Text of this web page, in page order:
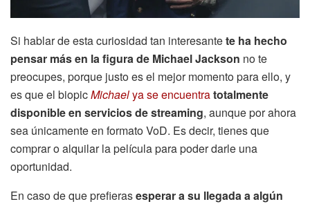
Si hablar de esta curiosidad tan interesantete ha hecho
pensar más en la figura de Michael Jackson no te
preocupes, porque justo es el mejor momento para ello, y
es que el biopicMichaelya se encuentratotalmente
disponible en servicios de streaming, aunque por ahora
sea únicamente en formato VoD. Es decir, tienes que
comprar o alquilar la película para poder darle una
oportunidad.
En caso de que prefierasesperar a su llegada a algún